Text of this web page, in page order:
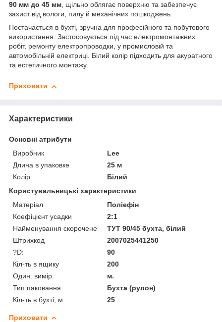
90 мм до 45 мм, щільно облягає поверхню та забезпечує
захист від вологи, пилу й механічних пошкоджень.
Постачається в бухті, зручна для професійного та побутового
використання. Застосовується під час електромонтажних
робіт, ремонту електропроводки, у промисловій та
автомобільній електриці. Білий колір підходить для акуратного
та естетичного монтажу.
Приховати
Характеристики
Основні атрибути
Виробник
Lee
Длина в упаковке
25 м
Колір
Білий
Користувальницькі характеристики
Матеріал
Поліефін
Коефіцієнт усадки
2:1
Найменування скорочене
ТУТ 90/45 бухта, білий
Штрихкод
2007025441250
?D:
90
Кіл-ть в ящику
200
Один. вимір.
м.
Тип паковання
Бухта (рулон)
Кіл-ть в бухті, м
25
Приховати